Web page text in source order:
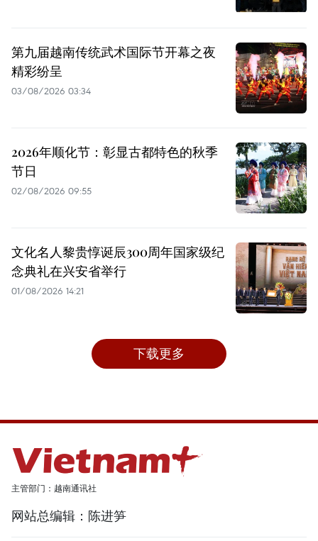
第九届越南传统武术国际节开幕之夜
精彩纷呈
03/08/2026 03:34
2026年顺化节：彰显古都特色的秋季
节日
02/08/2026 09:55
文化名人黎贵惇诞辰300周年国家级纪
念典礼在兴安省举行
01/08/2026 14:21
下载更多
主管部门：越南通讯社
网站总编辑：陈进笋